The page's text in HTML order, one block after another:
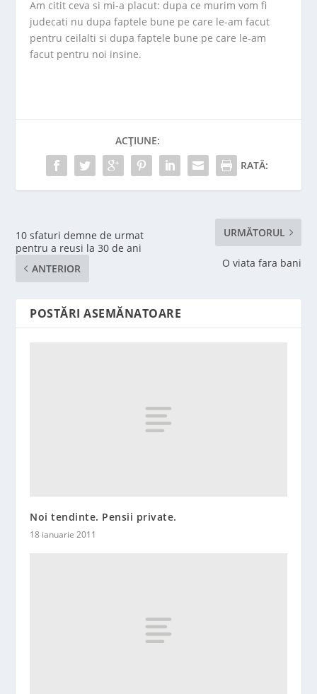
Am citit ceva si mi-a placut: dupa ce murim vom fi
judecati nu dupa faptele bune pe care le-am facut
pentru ceilalti si dupa faptele bune pe care le-am
facut pentru noi insine.
ACȚIUNE:
RATĂ:
10 sfaturi demne de urmat
pentru a reusi la 30 de ani
ANTERIOR
URMĂTORUL
O viata fara bani
POSTĂRI ASEMĂNATOARE
Noi tendinte. Pensii private.
18 ianuarie 2011